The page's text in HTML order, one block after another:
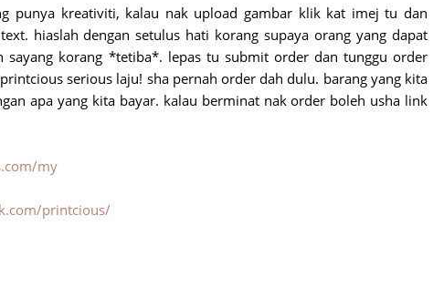
punya kreativiti, kalau nak upload gambar klik kat imej tu dan
hiaslah dengan setulus hati korang supaya orang yang dapat
sayang korang *tetiba*. lepas tu submit order dan tunggu order
serious laju! sha pernah order dah dulu. barang yang kita
apa yang kita bayar. kalau berminat nak order boleh usha link
my
printcious/